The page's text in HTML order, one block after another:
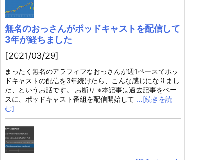
無名のおっさんがポッドキャストを配信して
3年が経ちました
[2021/03/29]
まったく無名のアラフィフなおっさんが週1ペースでポッ
ドキャストの配信を3年続けたら、こんな感じになりまし
た、というお話です。 お断り ※本記事は過去記事をベー
スに、ポッドキャスト番組を配信開始して …[続きを読
む]